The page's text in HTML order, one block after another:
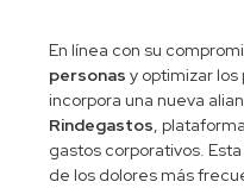
En línea con su
personas y optimizar
incorpora una nueva
Rindegastos,
gastos corporativos.
de los dolores más